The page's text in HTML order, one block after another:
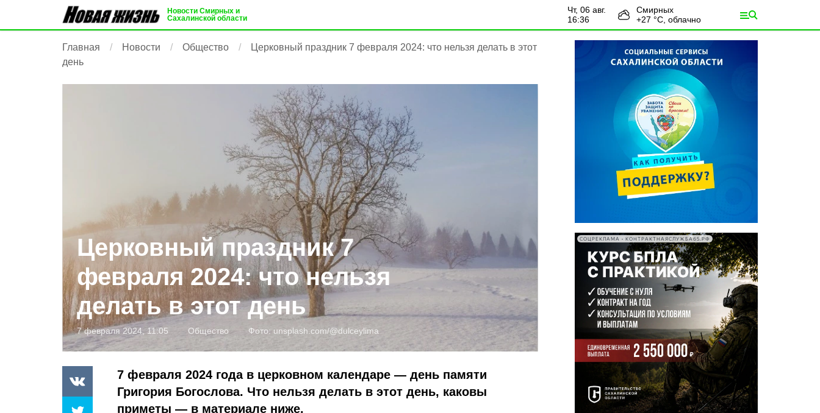
Новости Смирных и
Сахалинской области
чт, 06 авг.
16:36
Смирных
+27 °С, облачно
Главная Новости Общество
Церковный праздник 7 февраля 2024: что нельзя делать в этот
день
Церковный праздник 7
февраля 2024: что нельзя
делать в этот день
7 февраля 2024, 11:05 Общество Фото: unsplash.com/@dulceylima
7 февраля 2024 года в церковном календаре — день памяти
Григория Богослова. Что нельзя делать в этот день, каковы
приметы — в материале ниже.
СОЦРЕКЛАМА • КОНТРАКТНАЯСЛУЖБА65.РФ